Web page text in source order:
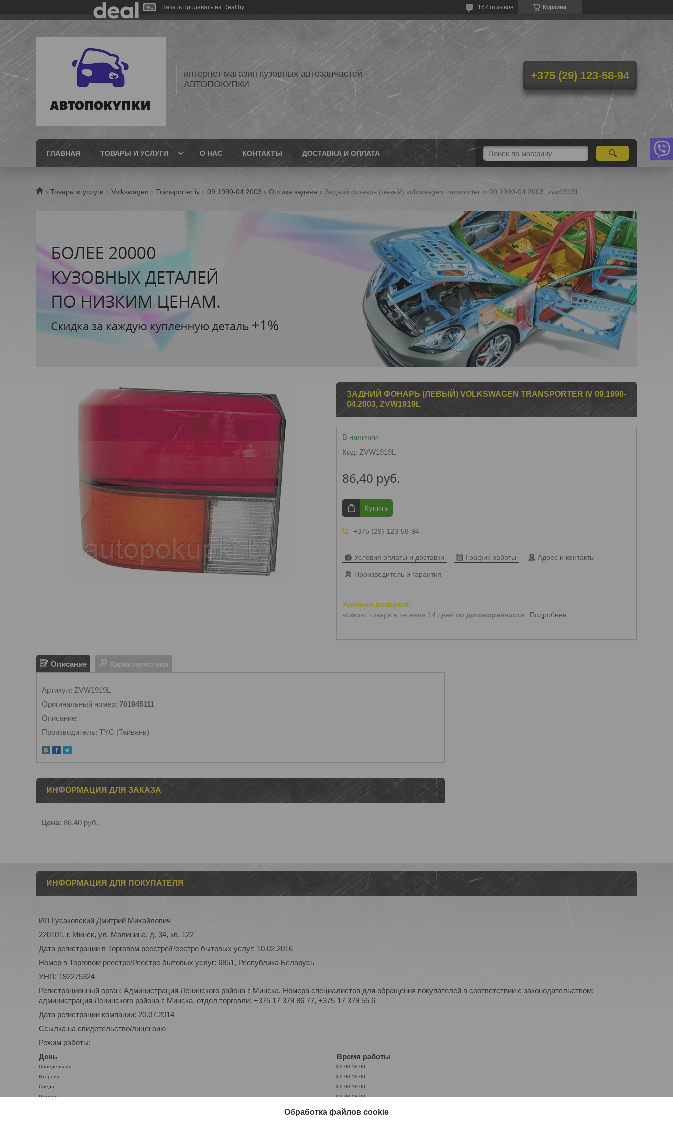
Начать продавать на Deal.by Корзина
167 отзывов
интернет магазин кузовных автозапчастей
АВТОПОКУПКИ
+375 (29) 123-58-94
ГЛАВНАЯ ТОВАРЫ И УСЛУГИ О НАС КОНТАКТЫ ДОСТАВКА И ОПЛАТА
Товары и услуги Volkswagen Transporter iv 09.1990-04.2003 Оптика задняя Задний фонарь (левый) volkswagen transporter iv 09.1990-04.2003, zvw1919l
ЗАДНИЙ ФОНАРЬ (ЛЕВЫЙ) VOLKSWAGEN TRANSPORTER IV 09.1990-
04.2003, ZVW1919L
В наличии
Код: ZVW1919L
86,40 руб.
Купить
+375 (29) 123-58-94
Условия оплаты и доставки График работы Адрес и контакты
Производитель и гарантия
возврат товара в течение 14 дней по договоренности Подробнее
Описание Характеристики
Артикул: ZVW1919L
Оригинальный номер: 701945111
Описание:
Производитель: TYC (Тайвань)
ИНФОРМАЦИЯ ДЛЯ ЗАКАЗА
Цена: 86,40 руб.
ИНФОРМАЦИЯ ДЛЯ ПОКУПАТЕЛЯ
ИП Гусаковский Дмитрий Михайлович
220101, г. Минск, ул. Малинина, д. 34, кв. 122
Дата регистрации в Торговом реестре/Реестре бытовых услуг: 10.02.2016
Номер в Торговом реестре/Реестре бытовых услуг: 6851, Республика Беларусь
УНП: 192275324
Регистрационный орган: Администрация Ленинского района г. Минска. Номера специалистов для обращения покупателей в соответствии с законодательством:
администрация Ленинского района г. Минска, отдел торговли: +375 17 379 86 77, +375 17 379 55 6
Дата регистрации компании: 20.07.2014
Ссылка на свидетельство/лицензию
Режим работы:
День
Время работы
Понедельник
09:00-18:00
Вторник
09:00-18:00
Среда
09:00-18:00
Четверг
09:00-18:00
09:00-18:00
Обработка файлов cookie